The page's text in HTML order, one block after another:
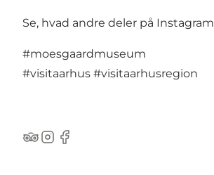
Se, hvad andre deler på Instagram
#moesgaardmuseum
#visitaarhus #visitaarhusregion
TripAdvisor
Instagram
Facebook